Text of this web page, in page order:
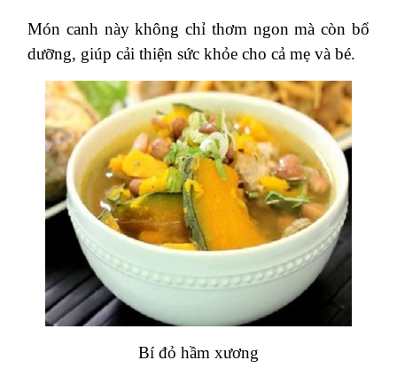
Món canh này không chỉ thơm ngon mà còn bổ
dưỡng, giúp cải thiện sức khỏe cho cả mẹ và bé.
Bí đỏ hầm xương